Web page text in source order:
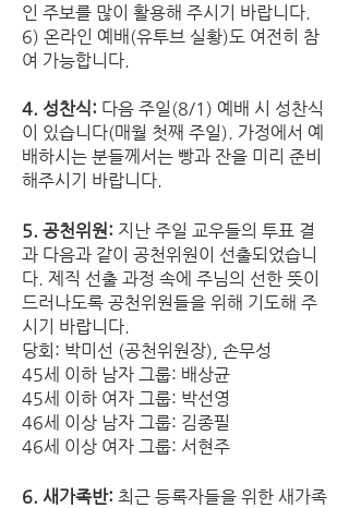
인 주보를 많이 활용해 주시기 바랍니다.
6) 온라인 예배(유투브 실황)도 여전히 참
여 가능합니다.
4. 성찬식: 다음 주일(8/1) 예배 시 성찬식
이 있습니다(매월 첫째 주일). 가정에서 예
배하시는 분들께서는 빵과 잔을 미리 준비
해주시기 바랍니다.
5. 공천위원: 지난 주일 교우들의 투표 결
과 다음과 같이 공천위원이 선출되었습니
다. 제직 선출 과정 속에 주님의 선한 뜻이
드러나도록 공천위원들을 위해 기도해 주
시기 바랍니다.
당회: 박미선 (공천위원장), 손무성
45세 이하 남자 그룹: 배상균
45세 이하 여자 그룹: 박선영
46세 이상 남자 그룹: 김종필
46세 이상 여자 그룹: 서현주
6. 새가족반: 최근 등록자들을 위한 새가족